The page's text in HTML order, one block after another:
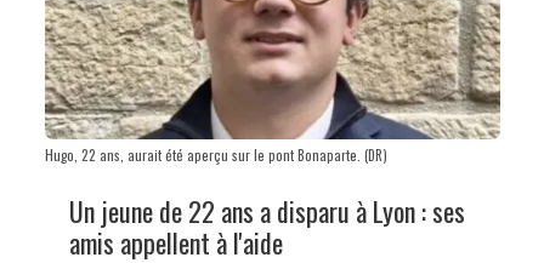
Hugo, 22 ans, aurait été aperçu sur le pont Bonaparte. (DR)
Un jeune de 22 ans a disparu à Lyon : ses
amis appellent à l'aide